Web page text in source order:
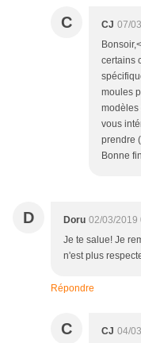
C CJ 07/
certains
moules
modèles
vous
prendre
Bonne
D Doru 02/03/2019
Je te salue! Je
n'est plus
Répondre
C CJ 04/